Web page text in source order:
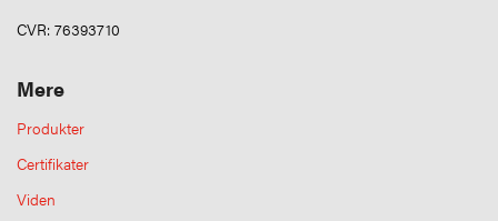
CVR: 76393710
Mere
Produkter
Certifikater
Viden